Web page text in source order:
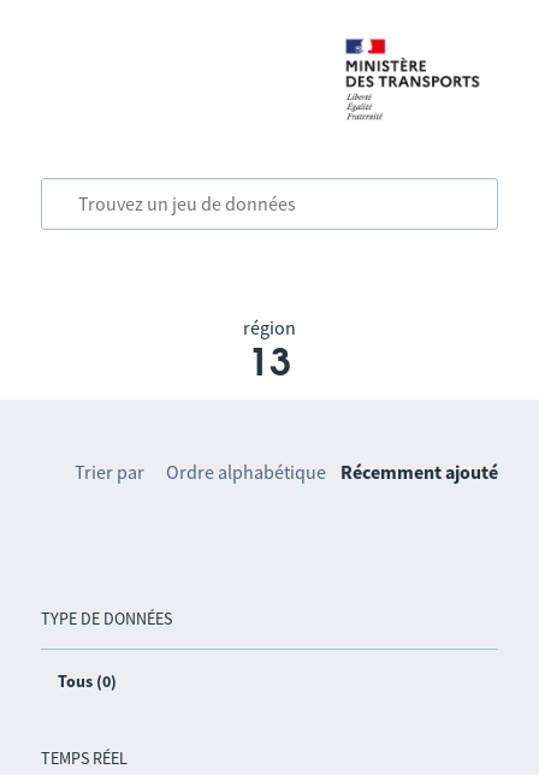
région
13
TYPE DE DONNÉES
Tous (0)
TEMPS RÉEL
Trier par Ordre alphabétique Récemment ajouté